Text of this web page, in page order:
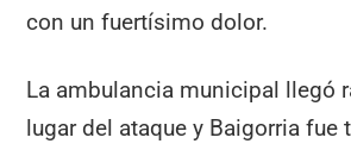
con un fuertísimo dolor.
La ambulancia municipal llegó
lugar del ataque y Baigorria fue